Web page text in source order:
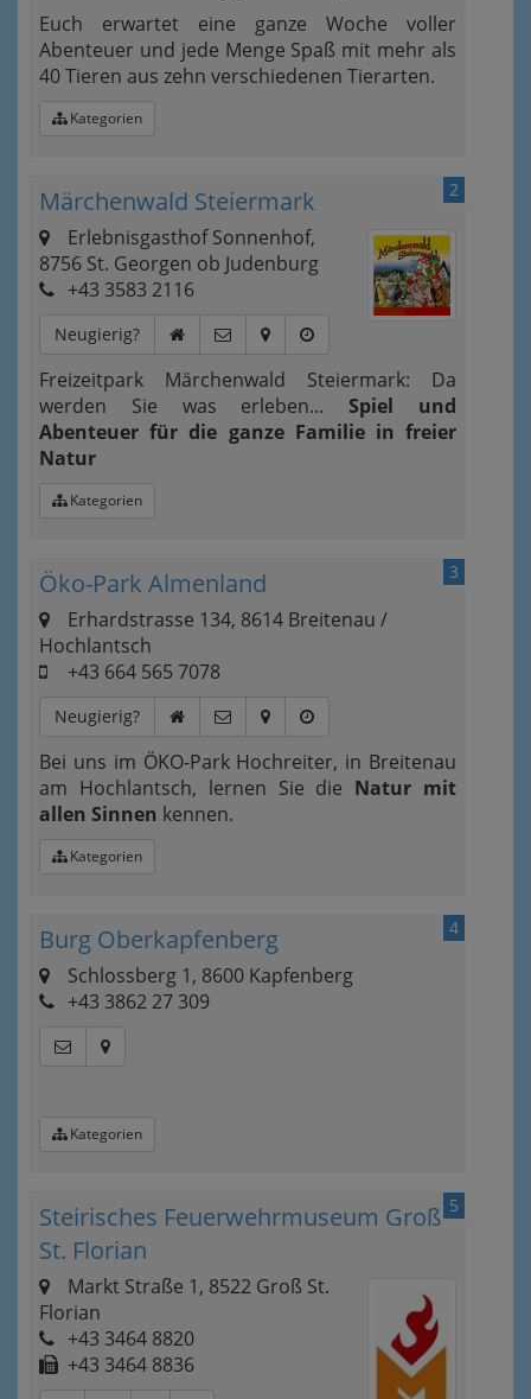
Euch erwartet eine ganze Woche voller
Abenteuer und jede Menge Spaß mit mehr als
40 Tieren aus zehn verschiedenen Tierarten.
Kategorien
2
Märchenwald Steiermark
Erlebnisgasthof Sonnenhof,
8756 St. Georgen ob Judenburg
+43 3583 2116
Neugierig?
Freizeitpark Märchenwald Steiermark: Da
werden Sie was erleben...Spiel und
Abenteuer für die ganze Familie in freier
Natur
Kategorien
3
Öko-Park Almenland
Erhardstrasse 134, 8614 Breitenau /
Hochlantsch
+43 664 565 7078
Neugierig?
Bei uns im ÖKO-Park Hochreiter, in Breitenau
am Hochlantsch, lernen Sie die Natur mit
allen Sinnen kennen.
Kategorien
4
Burg Oberkapfenberg
Schlossberg 1, 8600 Kapfenberg
+43 3862 27 309
Kategorien
5
Steirisches Feuerwehrmuseum Groß
St. Florian
Markt Straße 1, 8522 Groß St.
Florian
+43 3464 8820
+43 3464 8836